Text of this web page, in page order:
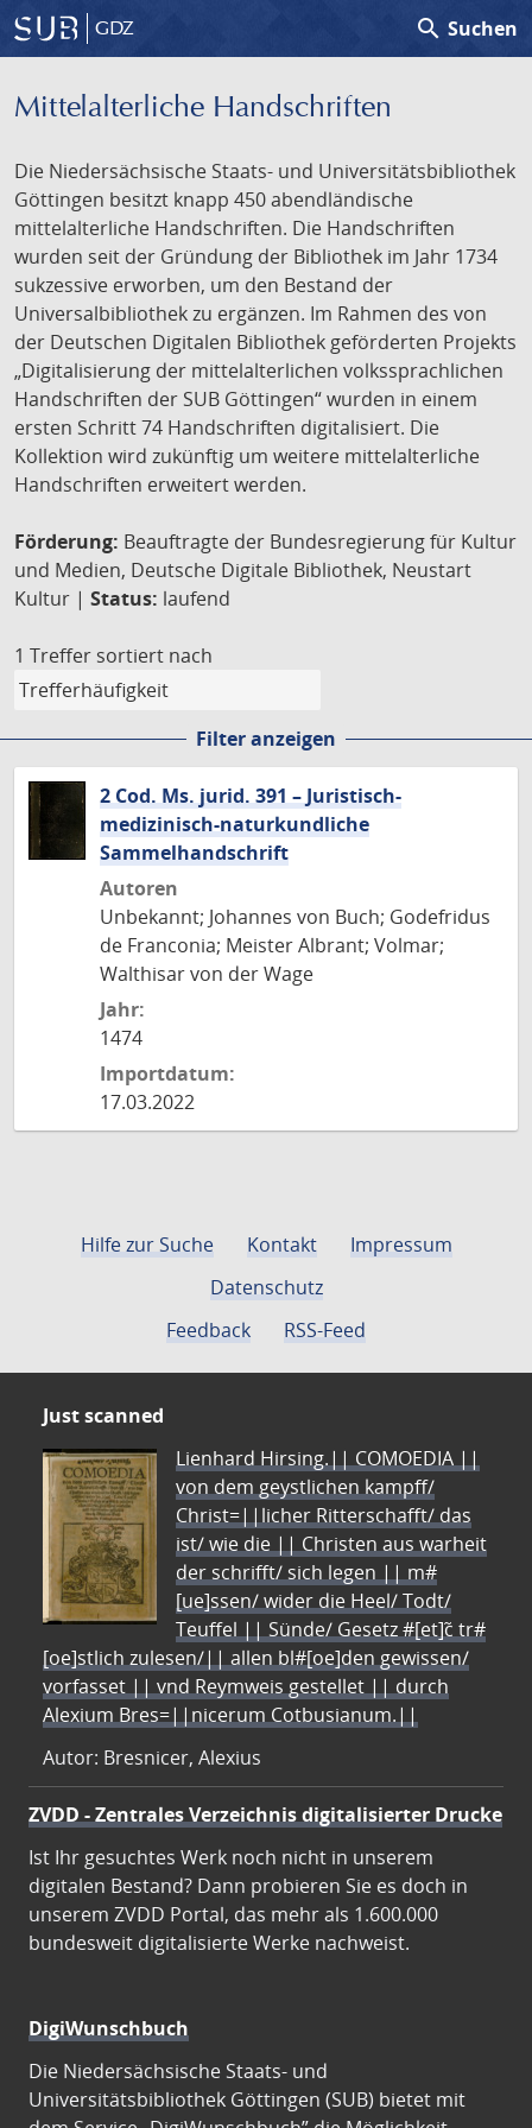
GDZ search Suchen
Mittelalterliche Handschriften
Die Niedersächsische Staats- und Universitätsbibliothek
Göttingen besitzt knapp 450 abendländische
mittelalterliche Handschriften. Die Handschriften
wurden seit der Gründung der Bibliothek im Jahr 1734
sukzessive erworben, um den Bestand der
Universalbibliothek zu ergänzen. Im Rahmen des von
der Deutschen Digitalen Bibliothek geförderten Projekts
„Digitalisierung der mittelalterlichen volkssprachlichen
Handschriften der SUB Göttingen“ wurden in einem
ersten Schritt 74 Handschriften digitalisiert. Die
Kollektion wird zukünftig um weitere mittelalterliche
Handschriften erweitert werden.
Förderung: Beauftragte der Bundesregierung für Kultur
und Medien, Deutsche Digitale Bibliothek, Neustart
Kultur | Status: laufend
1 Treffer sortiert nach
Filter anzeigen
2 Cod. Ms. jurid. 391 – Juristisch-
medizinisch-naturkundliche
Sammelhandschrift
Autoren
Unbekannt; Johannes von Buch; Godefridus
de Franconia; Meister Albrant; Volmar;
Walthisar von der Wage
Jahr:
1474
Importdatum:
17.03.2022
Hilfe zur Suche Kontakt
Impressum
Datenschutz
Feedback
RSS-Feed
Just scanned
Lienhard Hirsing.|| COMOEDIA ||
von dem geystlichen kampff/
Christ=||licher Ritterschafft/ das
ist/ wie die || Christen aus warheit
der schrifft/ sich legen || m#
[ue]ssen/ wider die Heel/ Todt/
Teuffel || Sünde/ Gesetz #[et]c̃ tr#
[oe]stlich zulesen/|| allen bl#[oe]den gewissen/
vorfasset || vnd Reymweis gestellet || durch
Alexium Bres=||nicerum Cotbusianum.||
Autor: Bresnicer, Alexius
ZVDD - Zentrales Verzeichnis digitalisierter Drucke
Ist Ihr gesuchtes Werk noch nicht in unserem
digitalen Bestand? Dann probieren Sie es doch in
unserem ZVDD Portal, das mehr als 1.600.000
bundesweit digitalisierte Werke nachweist.
DigiWunschbuch
Die Niedersächsische Staats- und
Universitätsbibliothek Göttingen (SUB) bietet mit